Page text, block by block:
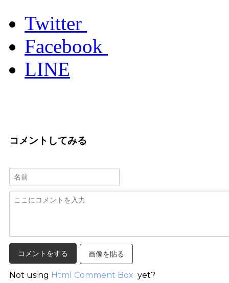
Twitter
Facebook
LINE
コメントしてみる
画像を貼る
Not using Html Comment Box yet?